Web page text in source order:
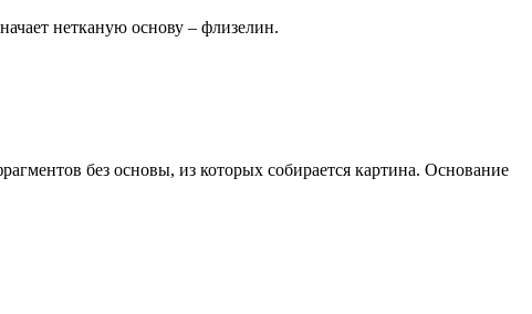
нетканую основу – флизелин.
без основы, из которых собирается картина. Основание